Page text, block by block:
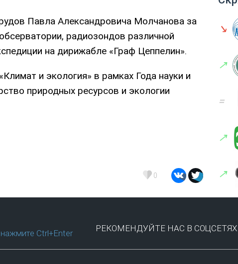
Павла Александровича Молчанова за
радиозондов различной
на дирижабле «Граф Цеппелин».
и экология» в рамках Года науки и
природных ресурсов и экологии
0
↘
↗
=
↗
↗
Ctrl+Enter
РЕКОМЕНДУЙТЕ НАС В СОЦСЕТЯХ